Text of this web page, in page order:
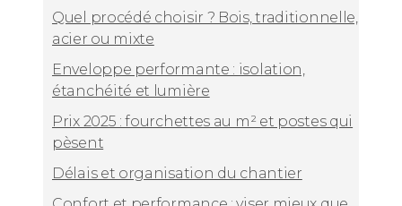
Quel procédé choisir ? Bois, traditionnelle,
acier ou mixte
Enveloppe performante : isolation,
étanchéité et lumière
Prix 2025 : fourchettes au m² et postes qui
pèsent
Délais et organisation du chantier